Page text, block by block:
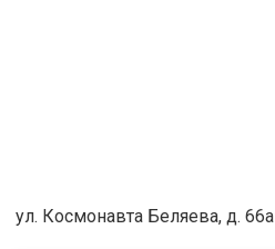
ул. Космонавта Беляева, д. 66а